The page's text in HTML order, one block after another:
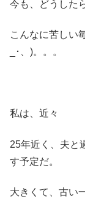
今も、どうした
こんなに苦しい
_･、)。。。
私は、近々
25年近く、夫と
す予定だ。
大きくて、古い